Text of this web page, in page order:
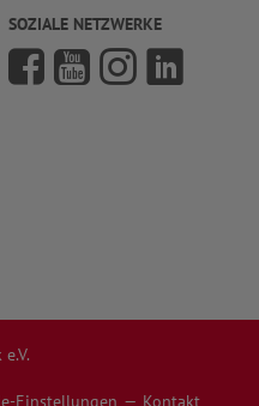
SOZIALE NETZWERKE
Einstellungen Kontakt